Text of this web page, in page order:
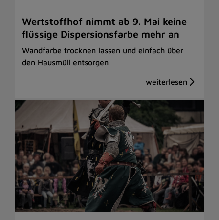
Wertstoffhof nimmt ab 9. Mai keine
flüssige Dispersionsfarbe mehr an
Wandfarbe trocknen lassen und einfach über
den Hausmüll entsorgen